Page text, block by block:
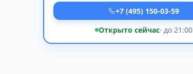
+7 (495) 150-03-59
Открыто сейчас· до 21:00